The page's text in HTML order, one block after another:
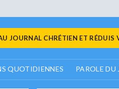
JOURNAL CHRÉTIEN ET RÉDUIS
QUOTIDIENNES PAROLE DU